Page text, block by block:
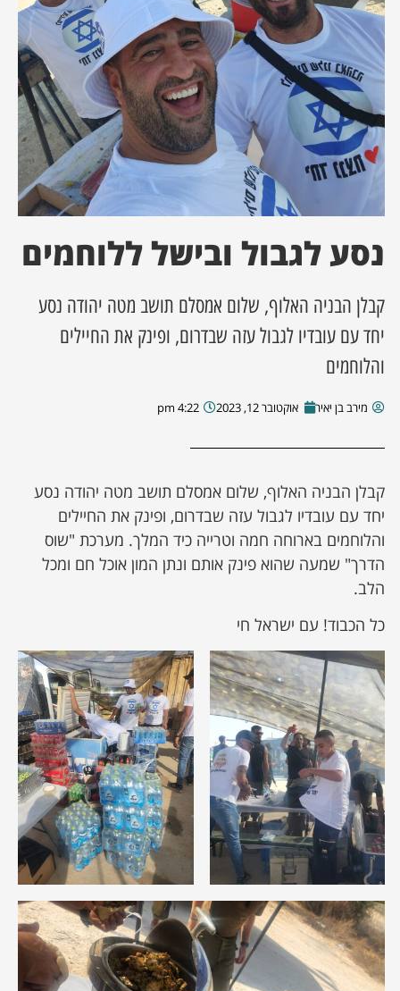
מסע מלחמה
השבוע
מקומית
נסע לגבול ובישל ללוחמים
קבלן הבניה האלוף, שלום אמסלם תושב מטה יהודה נסע
יחד עם עובדיו לגבול עזה שבדרום, ופינק את החיילים
והלוחמים
מירב בן יאיר אוקטובר 12, 2023 4:22 pm
קבלן הבניה האלוף, שלום אמסלם תושב מטה יהודה נסע
יחד עם עובדיו לגבול עזה שבדרום, ופינק את החיילים
והלוחמים בארוחה חמה וטרייה כיד המלך. מערכת "שוס
הדרך" שמעה שהוא פינק אותם ונתן המון אוכל חם ומכל
הלב.
כל הכבוד! עם ישראל חי